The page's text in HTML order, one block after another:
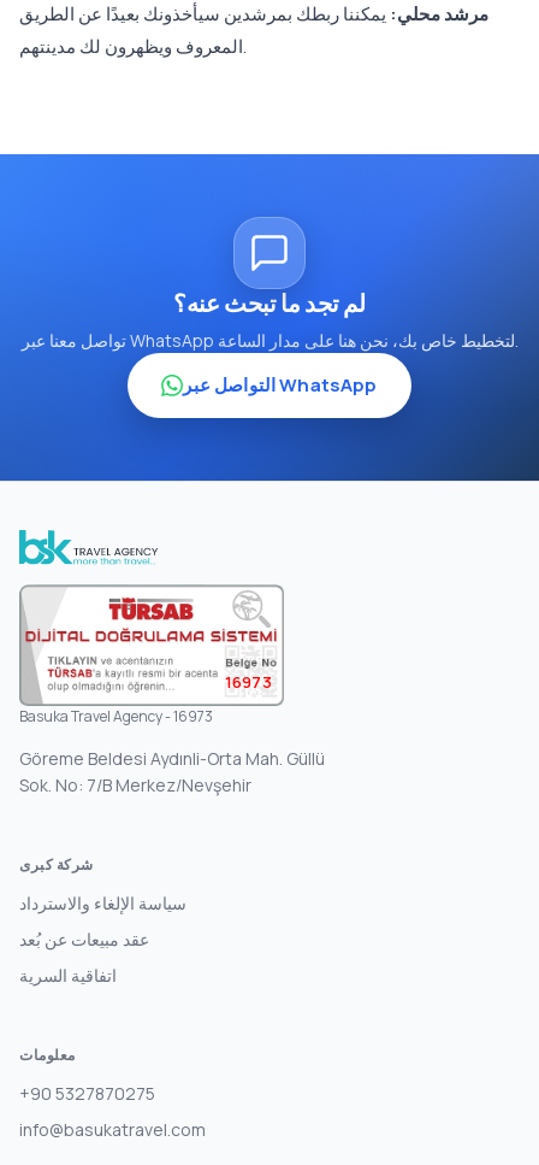
مرشد محلي: يمكننا ربطك بمرشدين سيأخذونك بعيدًا عن الطريق
المعروف ويظهرون لك مدينتهم.
لم تجد ما تبحث عنه؟
تواصل معنا عبر WhatsApp لتخطيط خاص بك، نحن هنا على مدار الساعة.
التواصل عبر WhatsApp
16973
Basuka Travel Agency - 16973
Göreme Beldesi Aydınli-Orta Mah. Güllü
Sok. No: 7/B Merkez/Nevşehir
شركة كبرى
سياسة الإلغاء والاسترداد
عقد مبيعات عن بُعد
اتفاقية السرية
معلومات
+90 5327870275
info@basukatravel.com